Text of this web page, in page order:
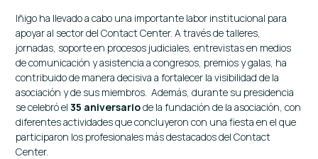
Iñigo ha llevado a cabo una importante labor institucional para
apoyar al sector del Contact Center. A través de talleres,
jornadas, soporte en procesos judiciales, entrevistas en medios
de comunicación y asistencia a congresos, premios y galas, ha
contribuido de manera decisiva a fortalecer la visibilidad de la
asociación y de sus miembros. Además, durante su presidencia
se celebró el35 aniversariode la fundación de la asociación, con
diferentes actividades que concluyeron con una fiesta en el que
participaron los profesionales más destacados del Contact
Center.